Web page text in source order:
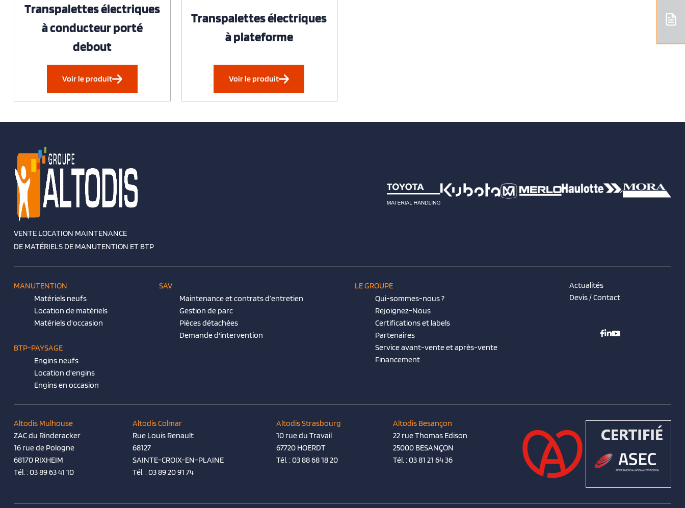
Transpalettes électriques
à conducteur porté
debout
Voir le produit
Transpalettes électriques
à plateforme
Voir le produit
VENTE LOCATION MAINTENANCE
DE MATÉRIELS DE MANUTENTION ET BTP
MANUTENTION
Matériels neufs
Location de matériels
Matériels d'occasion
BTP-PAYSAGE
Engins neufs
Location d'engins
Engins en occasion
SAV
Maintenance et contrats d’entretien
Gestion de parc
Pièces détachées
Demande d'intervention
LE GROUPE
Qui-sommes-nous ?
Rejoignez-Nous
Certifications et labels
Partenaires
Service avant-vente et après-vente
Financement
Actualités
Devis / Contact
Altodis Mulhouse
ZAC du Rinderacker
16 rue de Pologne
68170 RIXHEIM
Tél. :03 89 63 41 10
Altodis Colmar
Rue Louis Renault
68127
SAINTE-CROIX-EN-PLAINE
Tél. :03 89 20 91 74
Altodis Strasbourg
10 rue du Travail
67720 HOERDT
Tél. :03 88 68 18 20
Altodis Besançon
22 rue Thomas Edison
25000 BESANÇON
Tél. :03 81 21 64 36